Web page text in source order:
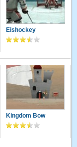
Eishockey
Kingdom Bow